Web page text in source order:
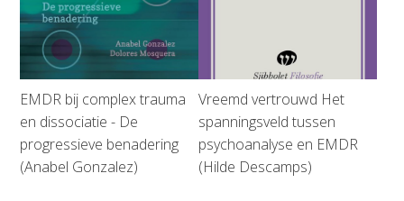
EMDR bij complex trauma
en dissociatie - De
progressieve benadering
(Anabel Gonzalez)
Vreemd vertrouwd Het
spanningsveld tussen
psychoanalyse en EMDR
(Hilde Descamps)